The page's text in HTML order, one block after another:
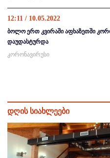
12:11 / 10.05.2022
ბოლო ერთ კვირაში აფხაზეთში
დაუდასტურდა
კორონავირუსი
დღის სიახლეები